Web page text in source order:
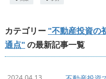
カテゴリー "不動産投資の
通点" の最新記事一覧
2024.04.13